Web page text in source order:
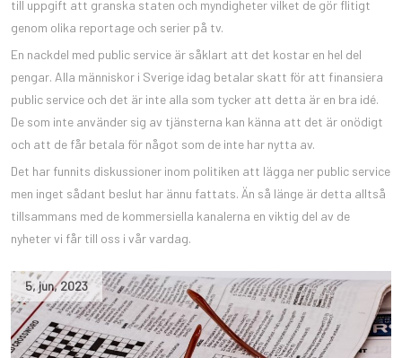
till uppgift att granska staten och myndigheter vilket de gör flitigt
genom olika reportage och serier på tv.
En nackdel med public service är såklart att det kostar en hel del
pengar. Alla människor i Sverige idag betalar skatt för att finansiera
public service och det är inte alla som tycker att detta är en bra idé.
De som inte använder sig av tjänsterna kan känna att det är onödigt
och att de får betala för något som de inte har nytta av.
Det har funnits diskussioner inom politiken att lägga ner public service
men inget sådant beslut har ännu fattats. Än så länge är detta alltså
tillsammans med de kommersiella kanalerna en viktig del av de
nyheter vi får till oss i vår vardag.
5,jun,2023